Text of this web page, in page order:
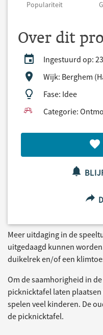
Populariteit
Over dit
Ingestuurd op:
Wijk: Berghem
Fase: Idee
Categorie:
Meer uitdaging in de
uitgedaagd kunnen
duikelrek en/of een
Om de saamhorigheid in
picknicktafel laten
spelen veel kinderen. De
de picknicktafel.